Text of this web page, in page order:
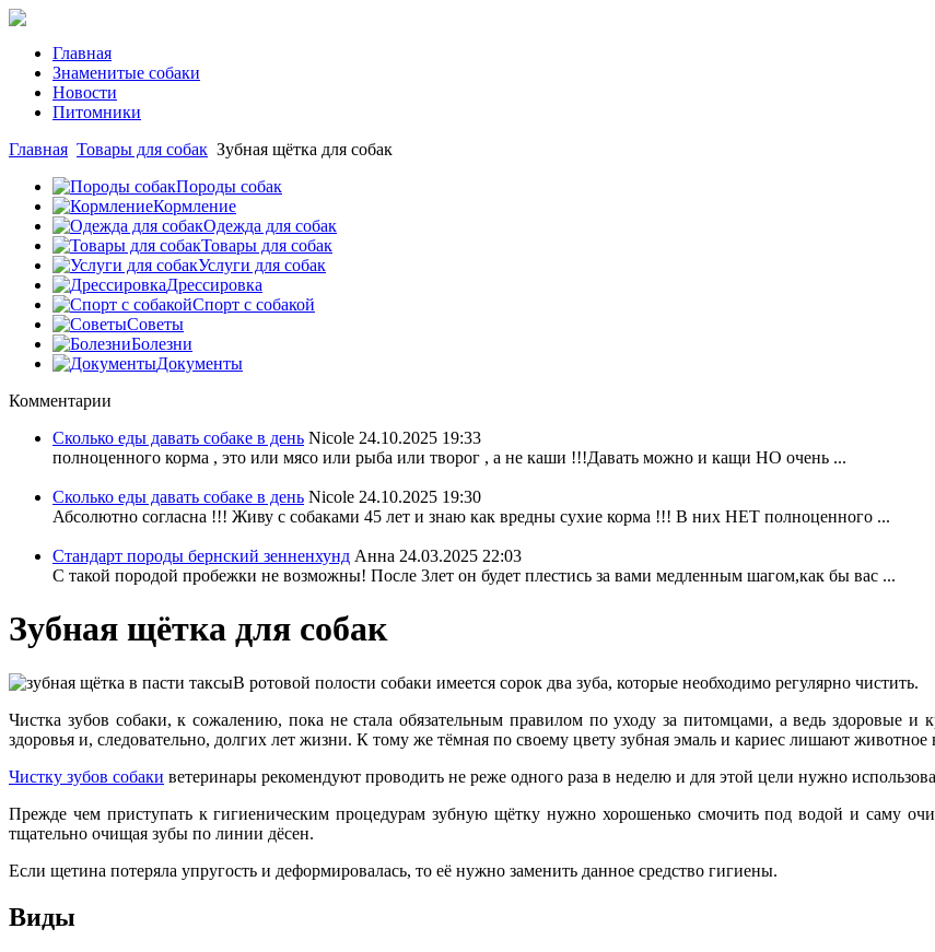
Главная
Знаменитые собаки
Новости
Питомники
Главная Товары для собак Зубная щётка для собак
Породы собак
Кормление
Одежда для собак
Товары для собак
Услуги для собак
Дрессировка
Спорт с собакой
Советы
Болезни
Документы
Комментарии
Сколько еды давать собаке в день Nicole 24.10.2025 19:33
полноценного корма , это или мясо или рыба или творог , а не каши !!!Давать можно и кащи НО очень ...
Сколько еды давать собаке в день Nicole 24.10.2025 19:30
Абсолютно согласна !!! Живу с собаками 45 лет и знаю как вредны сухие корма !!! В них НЕТ полноценного ...
Стандарт породы бернский зенненхунд Анна 24.03.2025 22:03
С такой породой пробежки не возможны! После 3лет он будет плестись за вами медленным шагом,как бы вас ...
Зубная щётка для собак
В ротовой полости собаки имеется сорок два зуба, которые необходимо регулярно чистить.
Чистка зубов собаки, к сожалению, пока не стала обязательным правилом по уходу за питомцами, а ведь здоровые и
здоровья и, следовательно, долгих лет жизни. К тому же тёмная по своему цвету зубная эмаль и кариес лишают
Чистку зубов собаки ветеринары рекомендуют проводить не реже одного раза в неделю и для этой цели нужно
Прежде чем приступать к гигиеническим процедурам зубную щётку нужно хорошенько смочить под водой и саму
тщательно очищая зубы по линии дёсен.
Если щетина потеряла упругость и деформировалась, то её нужно заменить данное средство гигиены.
Виды